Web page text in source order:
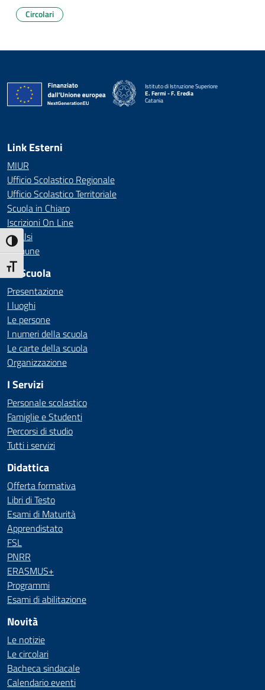
Attiva/disattiva alto contrasto
Attiva/disattiva dimensione testo
Circolari
Istituto di Istruzione Superiore
E. Fermi - F. Eredia
Catania
Link Esterni
MIUR
Ufficio Scolastico Regionale
Ufficio Scolastico Territoriale
Scuola in Chiaro
Iscrizioni On Line
Invalsi
Comune
La Scuola
Presentazione
I luoghi
Le persone
I numeri della scuola
Le carte della scuola
Organizzazione
I Servizi
Personale scolastico
Famiglie e Studenti
Percorsi di studio
Tutti i servizi
Didattica
Offerta formativa
Libri di Testo
Esami di Maturità
Apprendistato
FSL
PNRR
ERASMUS+
Programmi
Esami di abilitazione
Novità
Le notizie
Le circolari
Bacheca sindacale
Calendario eventi